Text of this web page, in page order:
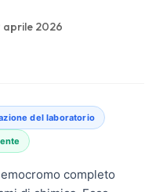
aprile 2026
del laboratorio
completo